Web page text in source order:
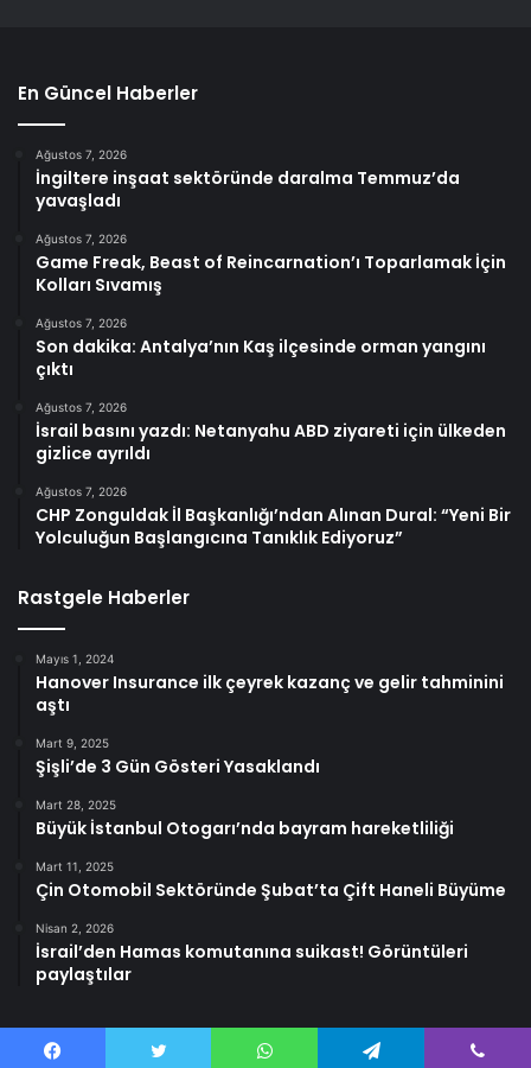
En Güncel Haberler
Ağustos 7, 2026
İngiltere inşaat sektöründe daralma Temmuz’da
yavaşladı
Ağustos 7, 2026
Game Freak, Beast of Reincarnation’ı Toparlamak İçin
Kolları Sıvamış
Ağustos 7, 2026
Son dakika: Antalya’nın Kaş ilçesinde orman yangını
çıktı
Ağustos 7, 2026
İsrail basını yazdı: Netanyahu ABD ziyareti için ülkeden
gizlice ayrıldı
Ağustos 7, 2026
CHP Zonguldak İl Başkanlığı’ndan Alınan Dural: “Yeni Bir
Yolculuğun Başlangıcına Tanıklık Ediyoruz”
Rastgele Haberler
Mayıs 1, 2024
Hanover Insurance ilk çeyrek kazanç ve gelir tahminini
aştı
Mart 9, 2025
Şişli’de 3 Gün Gösteri Yasaklandı
Mart 28, 2025
Büyük İstanbul Otogarı’nda bayram hareketliliği
Mart 11, 2025
Çin Otomobil Sektöründe Şubat’ta Çift Haneli Büyüme
Nisan 2, 2026
İsrail’den Hamas komutanına suikast! Görüntüleri
paylaştılar